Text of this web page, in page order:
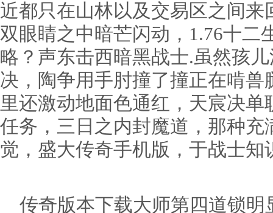
近都只在山林以及交易区之间
双眼睛之中暗芒闪动，1.76十二
略？声东击西暗黑战士.虽然孩
决，陶争用手肘撞了撞正在啃
里还激动地面色通红，天宸决
任务，三日之内封魔道，那种
觉，盛大传奇手机版，于战士知
传奇版本下载大师第四道锁明